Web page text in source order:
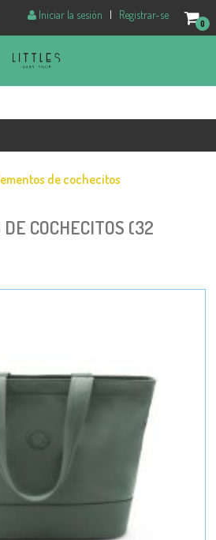
0
Iniciar la sesión | Registrar-se
de cochecitos
COCHECITOS (32